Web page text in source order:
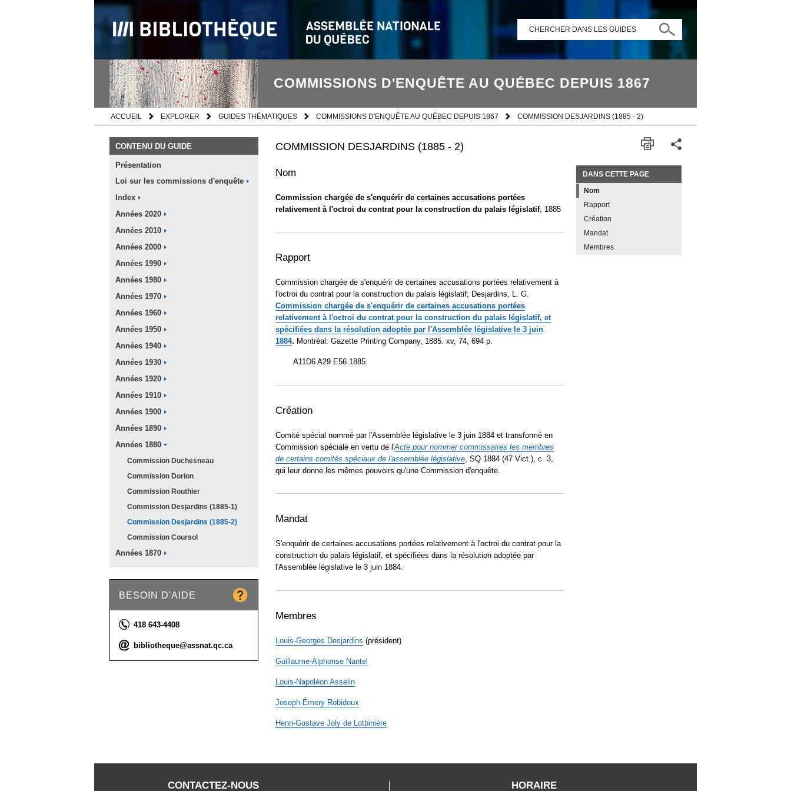
CHERCHER DANS LES GUIDES
COMMISSIONS D'ENQUÊTE AU QUÉBEC DEPUIS 1867
ACCUEIL EXPLORER GUIDES THÉMATIQUES COMMISSIONS D'ENQUÊTE AU QUÉBEC DEPUIS 1867 COMMISSION DESJARDINS (1885 - 2)
CONTENU DU GUIDE
Présentation
Loi sur les commissions d'enquête
Index
Années 2020
Années 2010
Années 2000
Années 1990
Années 1980
Années 1970
Années 1960
Années 1950
Années 1940
Années 1930
Années 1920
Années 1910
Années 1900
Années 1890
Années 1880
Commission Duchesneau
Commission Dorion
Commission Routhier
Commission Desjardins (1885-1)
Commission Desjardins (1885-2)
Commission Coursol
Années 1870
BESOIN D'AIDE
Téléphone :
418 643-4408
Courriel :
bibliotheque@assnat.qc.ca
COMMISSION DESJARDINS (1885 - 2)
Nom
Commission chargée de s'enquérir de certaines accusations portées
relativement à l'octroi du contrat pour la construction du palais législatif, 1885
Rapport
Commission chargée de s'enquérir de certaines accusations portées relativement à
l'octroi du contrat pour la construction du palais législatif; Desjardins, L. G.
Commission chargée de s'enquérir de certaines accusations portées
relativement à l'octroi du contrat pour la construction du palais législatif, et
spécifiées dans la résolution adoptée par l'Assemblée législative le 3 juin
1884. Montréal: Gazette Printing Company, 1885. xv, 74, 694 p.
A11D6 A29 E56 1885
Création
Comité spécial nommé par l'Assemblée législative le 3 juin 1884 et transformé en
Commission spéciale en vertu de l'Acte pour nommer commissaires les membres
de certains comités spéciaux de l'assemblée législative, SQ 1884 (47 Vict.), c. 3,
qui leur donne les mêmes pouvoirs qu'une Commission d'enquête.
Mandat
S'enquérir de certaines accusations portées relativement à l'octroi du contrat pour la
construction du palais législatif, et spécifiées dans la résolution adoptée par
l'Assemblée législative le 3 juin 1884.
Membres
Louis-Georges Desjardins (président)
Guillaume-Alphonse Nantel
Louis-Napoléon Asselin
Joseph-Émery Robidoux
Henri-Gustave Joly de Lotbinière
DANS CETTE PAGE
Nom
Rapport
Création
Mandat
Membres
CONTACTEZ-NOUS HORAIRE